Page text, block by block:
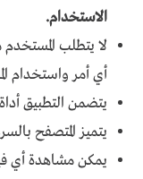
الاستخدام.
لا يتطلب
أي أمر واستخدام
يتضمن التطبيق
يتميز المتصفح
يمكن مشاهدة أي